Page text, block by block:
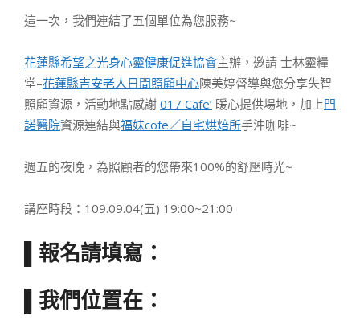
這一次，我們連結了五個單位為您服務~
花蓮縣希望之光身心靈健康促進協會主辦，邀請 士林靈糧
堂–花蓮縣吉安老人日間照顧中心陳美婷督導與您分享失智
照顧資源，活動地點感謝 017 Cafe’ 暖心提供場地，加上門
諾醫院資源連結與福妹cofe／自宅烘焙所手沖咖啡~
週五的夜晚，為照顧者的您帶來100%的舒壓時光~
講座時段：109.09.04(五) 19:00~21:00
▌報名請填寫：
▌我們位置在：